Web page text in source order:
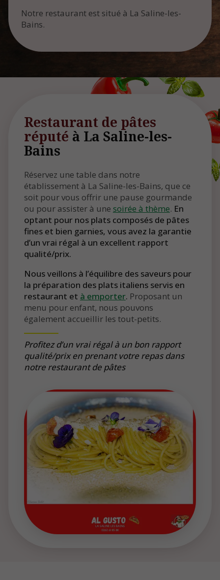
Notre restaurant est situé à La Saline-les-
Bains.
Restaurant de pâtes
réputé à La Saline-les-
Bains
Réservez une table dans notre
établissement à La Saline-les-Bains, que ce
soit pour vous offrir une pause gourmande
ou pour assister à une soirée à thème. En
optant pour nos plats composés de pâtes
fines et bien garnies, vous avez la garantie
d’un vrai régal à un excellent rapport
qualité/prix.
Nous veillons à l’équilibre des saveurs pour
la préparation des plats italiens servis en
restaurant et à emporter. Proposant un
menu pour enfant, nous pouvons
également accueillir les tout-petits.
Profitez d’un vrai régal à un bon rapport
qualité/prix en prenant votre repas dans
notre restaurant de pâtes